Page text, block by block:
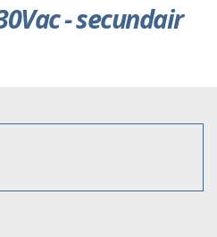
- secundair